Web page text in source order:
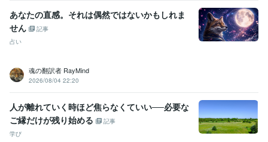
インテリアコーディネーター 取得年 : 1989年
1級建築士
行動心理士
カラーコーディネーター
パーソナルカラーアナリスト
建築CAD検定試験 取得年 : 1995年
ビジネス・クリエイティブツール
Excel:30年Word:30年AutoCAD:30年
Adobe Illustrator:30年
Adobe Photoshop:4年
Canva:1年SketchUp:1年
あなたの直感。それは偶然ではないかもしれま
せん
記事
占い
魂の翻訳者 RayMind
2026/08/04 22:20
人が離れていく時ほど焦らなくていい──必要な
ご縁だけが残り始める
記事
学び